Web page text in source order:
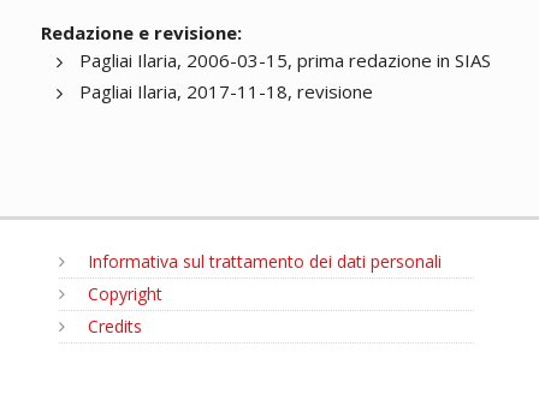
Redazione e revisione:
Pagliai Ilaria, 2006-03-15, prima redazione in SIAS
Pagliai Ilaria, 2017-11-18, revisione
Informativa sul trattamento dei dati personali
Copyright
Credits